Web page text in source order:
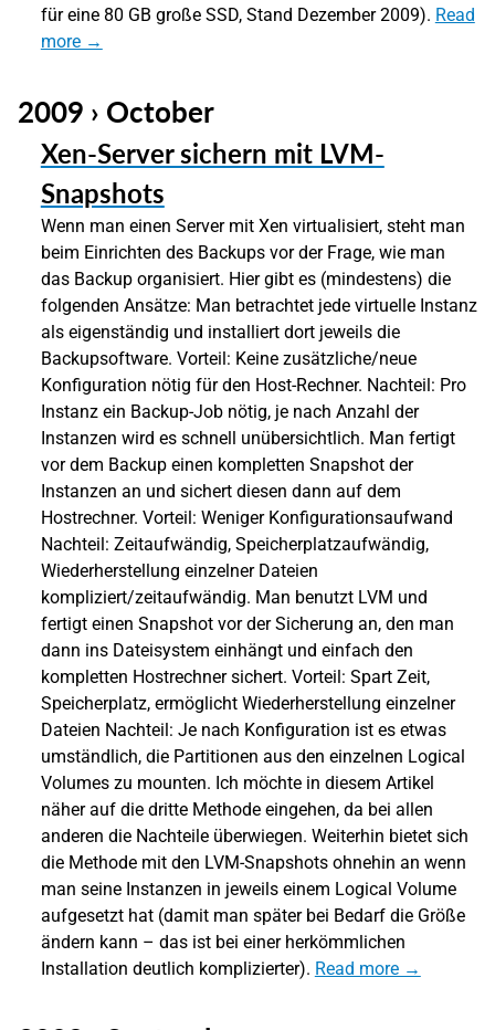
für eine 80 GB große SSD, Stand Dezember 2009). Read
more →
2009 › October
Xen-Server sichern mit LVM-
Snapshots
Wenn man einen Server mit Xen virtualisiert, steht man
beim Einrichten des Backups vor der Frage, wie man
das Backup organisiert. Hier gibt es (mindestens) die
folgenden Ansätze: Man betrachtet jede virtuelle Instanz
als eigenständig und installiert dort jeweils die
Backupsoftware. Vorteil: Keine zusätzliche/neue
Konfiguration nötig für den Host-Rechner. Nachteil: Pro
Instanz ein Backup-Job nötig, je nach Anzahl der
Instanzen wird es schnell unübersichtlich. Man fertigt
vor dem Backup einen kompletten Snapshot der
Instanzen an und sichert diesen dann auf dem
Hostrechner. Vorteil: Weniger Konfigurationsaufwand
Nachteil: Zeitaufwändig, Speicherplatzaufwändig,
Wiederherstellung einzelner Dateien
kompliziert/zeitaufwändig. Man benutzt LVM und
fertigt einen Snapshot vor der Sicherung an, den man
dann ins Dateisystem einhängt und einfach den
kompletten Hostrechner sichert. Vorteil: Spart Zeit,
Speicherplatz, ermöglicht Wiederherstellung einzelner
Dateien Nachteil: Je nach Konfiguration ist es etwas
umständlich, die Partitionen aus den einzelnen Logical
Volumes zu mounten. Ich möchte in diesem Artikel
näher auf die dritte Methode eingehen, da bei allen
anderen die Nachteile überwiegen. Weiterhin bietet sich
die Methode mit den LVM-Snapshots ohnehin an wenn
man seine Instanzen in jeweils einem Logical Volume
aufgesetzt hat (damit man später bei Bedarf die Größe
ändern kann – das ist bei einer herkömmlichen
Installation deutlich komplizierter). Read more →